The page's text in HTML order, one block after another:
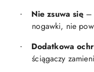
· Nie zsuwa się–
nogawki, nie
· Dodatkowa
ściągaczy